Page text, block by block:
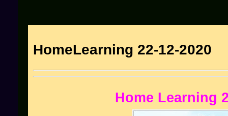
HomeLearning 22-12-2020
Home Learning